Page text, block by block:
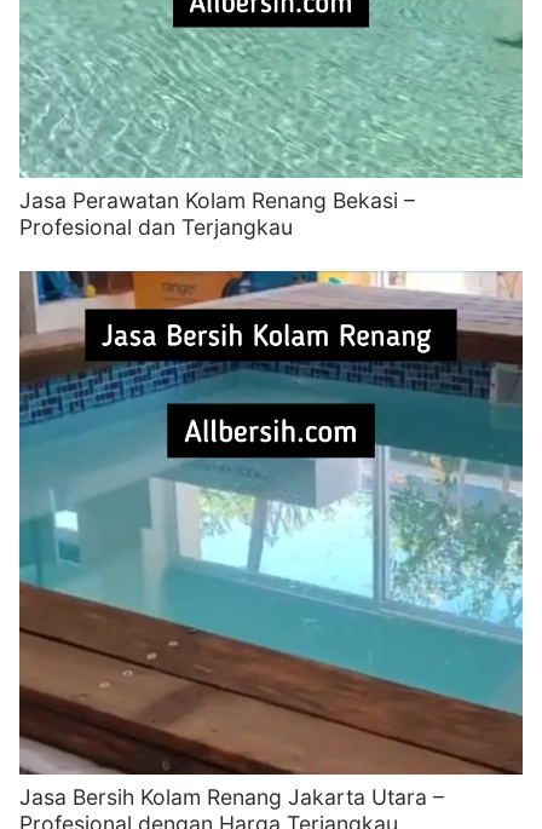
Jasa Perawatan Kolam Renang Bekasi –
Profesional dan Terjangkau
Jasa Bersih Kolam Renang Jakarta Utara –
Profesional dengan Harga Terjangkau